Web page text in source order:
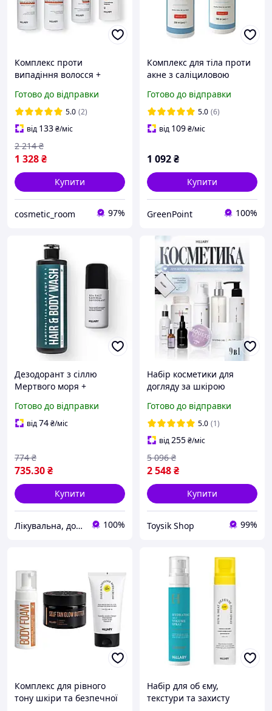
Комплекс проти
випадіння волосся +
Concentrate Serenoa
Готово до відправки
5.0 (2)
від 133₴/міс
1 328₴
2 214 ₴
Купити
cosmetic_room 97%
Комплекс для тіла проти
акне з саліциловою
Body Care Complex with
Salicylic Acid
Готово до відправки
5.0 (6)
від 109₴/міс
1 092₴
Купити
GreenPoint 100%
Дезодорант з сіллю
Мертвого моря +
в 1 For Man
Готово до відправки
від74₴/міс
735.30₴
774 ₴
Купити
Лікувальна, доглядова та професійна косметика 100%
Набір косметики для
догляду за шкірою
косметичний натуральна
органічна для жінок
дівчат живлення
Готово до відправки
5.0 (1)
від255₴/міс
2 548₴
5 096 ₴
Купити
Toysik Shop 99%
Комплекс для рівного
тону шкіри та безпечної
Набір для об єму,
текстури та захисту